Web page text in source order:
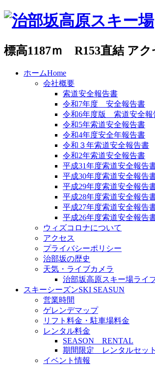
標高1187ｍ R153直結 ア
ホームHome
会社概要
索道安全報告書
令和7年度 安全報告書
令和6年度版 索道安全報
令和5年索道安全報告書
令和4年度安全年報告書
令和３年索道安全報告書
令和2年索道安全報告書
平成31年度索道安全報告
平成30年度索道安全報告
平成29年度索道安全報告
平成28年度索道安全報告
平成27年度索道安全報告
平成26年度索道安全報告
ウィズコロナについて
アクセス
プライバシーポリシー
治部坂の歴史
天気・ライブカメラ
治部坂高原スキー場ライ
スキーシーズンSKI SEASUN
営業時間
ゲレンデマップ
リフト料金・駐車場料金
レンタル料金
SEASON RENTAL
期間限定 レンタルセッ
イベント情報